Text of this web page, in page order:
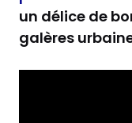
un délice de
galères